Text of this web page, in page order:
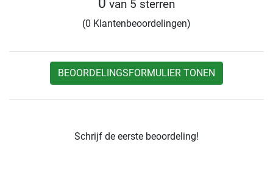
0 van 5 sterren
(0 Klantenbeoordelingen)
BEOORDELINGSFORMULIER TONEN
Schrijf de eerste beoordeling!